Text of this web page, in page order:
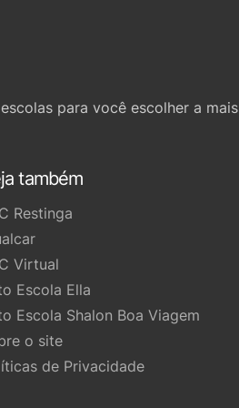
para você escolher a mais
também
Restinga
Virtual
Escola Ella
Escola Shalon Boa Viagem
o site
de Privacidade